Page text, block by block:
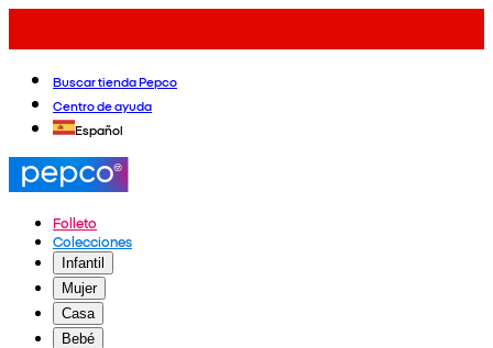
Buscar tienda Pepco
Centro de ayuda
Español
Folleto
Colecciones
Infantil
Mujer
Casa
Bebé